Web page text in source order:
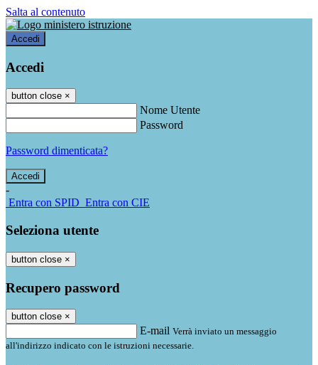
Salta al contenuto
Accedi
Accedi
button close ×
Nome Utente
Password
Password dimenticata?
-
Entra con SPID Entra con CIE
Seleziona utente
button close ×
Recupero password
button close ×
E-mail Verrà inviato un messaggio
all'indirizzo indicato con le istruzioni necessarie.